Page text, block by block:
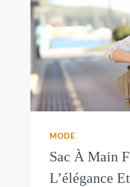
MODE
Sac À Main
L’élégance